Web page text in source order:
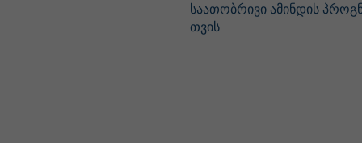
საათობრივი ამინდის
თვის